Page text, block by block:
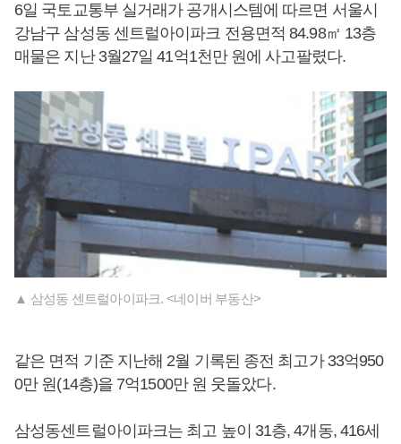
6일 국토교통부 실거래가 공개시스템에 따르면 서울시
강남구 삼성동 센트럴아이파크 전용면적 84.98㎡ 13층
매물은 지난 3월27일 41억1천만 원에 사고팔렸다.
▲ 삼성동 센트럴아이파크. <네이버 부동산>
같은 면적 기준 지난해 2월 기록된 종전 최고가 33억950
0만 원(14층)을 7억1500만 원 웃돌았다.
삼성동센트럴아이파크는 최고 높이 31층, 4개동, 416세